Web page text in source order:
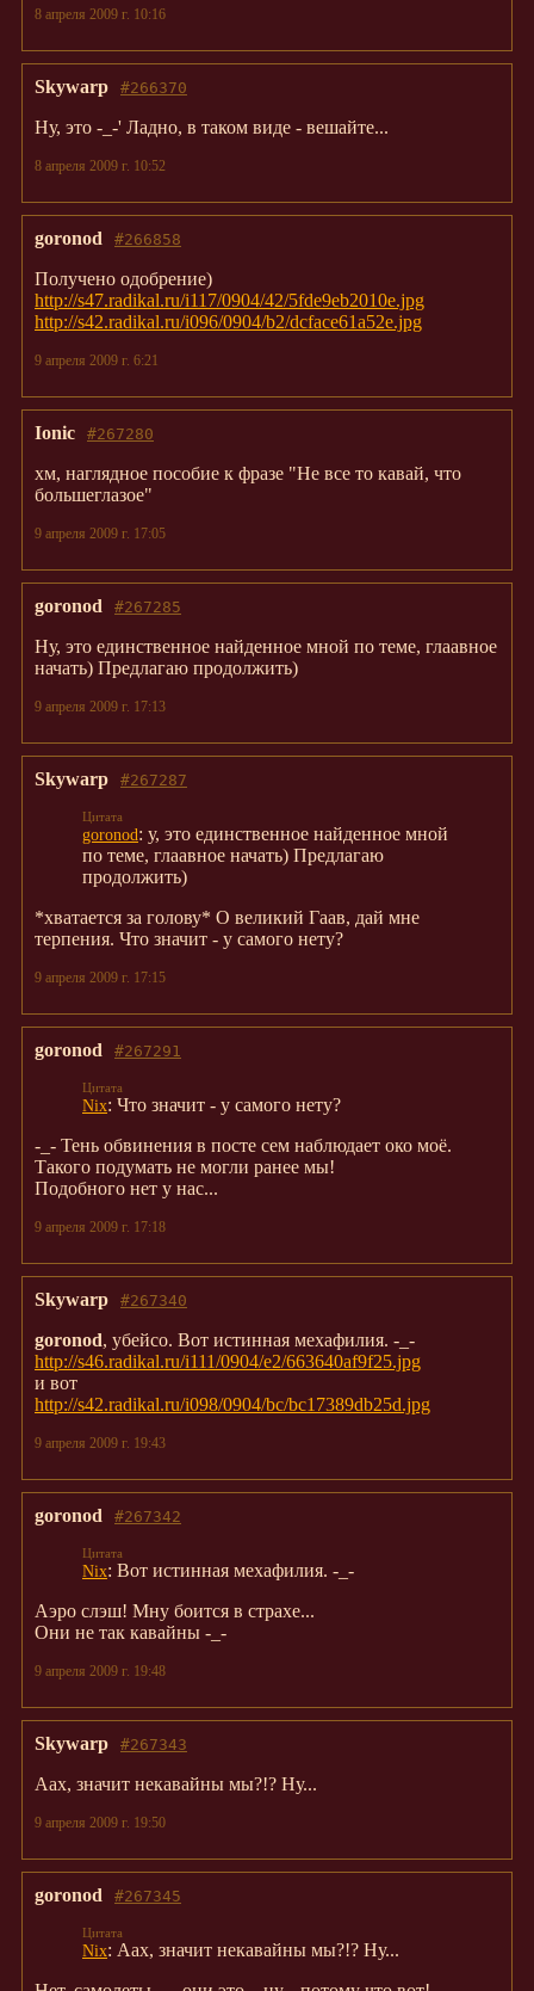
8 апреля 2009 г. 10:16
#266370
Skywarp
Ну, это -_-' Ладно, в таком виде - вешайте...
8 апреля 2009 г. 10:52
#266858
goronod
Получено одобрение)
http://s47.radikal.ru/i117/0904/42/5fde9eb2010e.jpg
http://s42.radikal.ru/i096/0904/b2/dcface61a52e.jpg
9 апреля 2009 г. 6:21
#267280
Ionic
хм, наглядное пособие к фразе "Не все то кавай, что
большеглазое"
9 апреля 2009 г. 17:05
#267285
goronod
Ну, это единственное найденное мной по теме, глаавное
начать) Предлагаю продолжить)
9 апреля 2009 г. 17:13
#267287
Skywarp
goronod : у, это единственное найденное мной
по теме, глаавное начать) Предлагаю
продолжить)
*хватается за голову* О великий Гаав, дай мне
терпения. Что значит - у самого нету?
9 апреля 2009 г. 17:15
#267291
goronod
Nix: Что значит - у самого нету?
-_- Тень обвинения в посте сем наблюдает око моё.
Такого подумать не могли ранее мы!
Подобного нет у нас...
9 апреля 2009 г. 17:18
#267340
Skywarp
goronod, убейсо. Вот истинная мехафилия. -_-
http://s46.radikal.ru/i111/0904/e2/663640af9f25.jpg
и вот
http://s42.radikal.ru/i098/0904/bc/bc17389db25d.jpg
9 апреля 2009 г. 19:43
#267342
goronod
Nix: Вот истинная мехафилия. -_-
Аэро слэш! Мну боится в страхе...
Они не так кавайны -_-
9 апреля 2009 г. 19:48
#267343
Skywarp
Аах, значит некавайны мы?!? Ну...
9 апреля 2009 г. 19:50
#267345
goronod
Nix: Аах, значит некавайны мы?!? Ну...